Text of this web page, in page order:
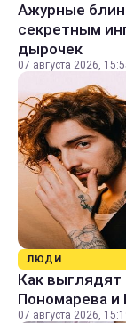
Ажурные
секретным
дырочек
07 августа 2026,
ЛЮДИ
Как
Пономарева
07 августа 2026,